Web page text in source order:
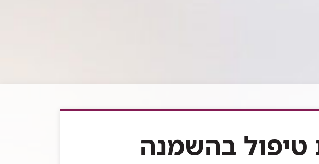
טיפול בהשמנה